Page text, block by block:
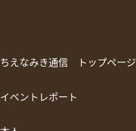
ちえなみき通信 トップページ
イベントレポート